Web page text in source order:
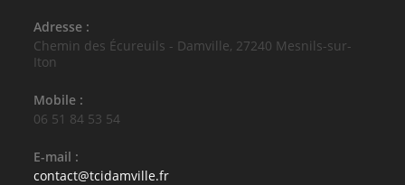
Adresse :
Chemin des Écureuils - Damville, 27240 Mesnils-sur-
Iton
Mobile :
06 51 84 53 54
E-mail :
contact@tcidamville.frS’ouvre